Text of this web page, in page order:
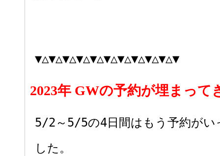
▼△▼△▼△▼△▼△▼△▼△▼△▼△▼△▼
2023年 GWの予約が埋まって
5/2～5/5の4日間はもう予約がい
した。